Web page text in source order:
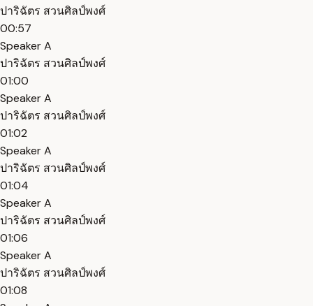
ปาริฉัตร สวนศิลป์พงศ์
00:57
Speaker A
ปาริฉัตร สวนศิลป์พงศ์
01:00
Speaker A
ปาริฉัตร สวนศิลป์พงศ์
01:02
Speaker A
ปาริฉัตร สวนศิลป์พงศ์
01:04
Speaker A
ปาริฉัตร สวนศิลป์พงศ์
01:06
Speaker A
ปาริฉัตร สวนศิลป์พงศ์
01:08